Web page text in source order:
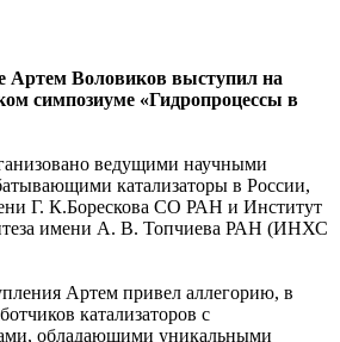
Артем Воловиков выступил на
симпозиуме «Гидропроцессы в
ведущими научными
катализаторы в России,
Г. К.Борескова СО РАН и Институт
имени А. В. Топчиева РАН (ИНХС
Артем привел аллегорию, в
катализаторов с
обладающими уникальными